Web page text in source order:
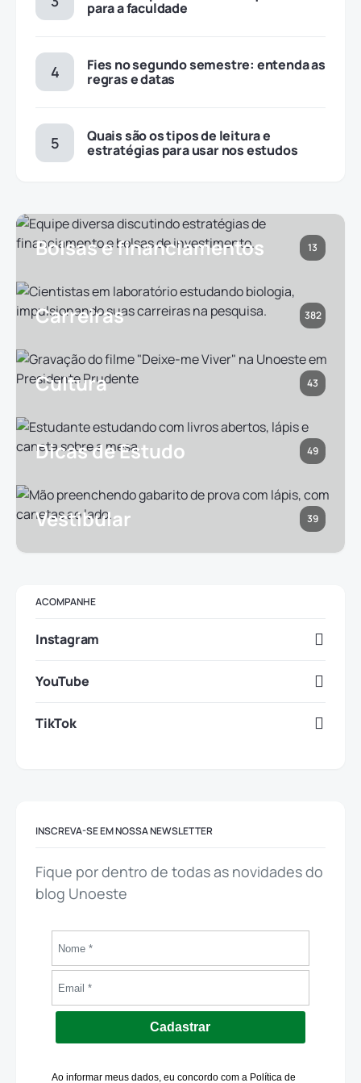
para a faculdade
Fies no segundo semestre: entenda as
regras e datas
Quais são os tipos de leitura e
estratégias para usar nos estudos
Bolsas e financiamentos 13
Carreiras 382
Cultura 43
Dicas de Estudo 49
Vestibular 39
ACOMPANHE
Instagram
YouTube
TikTok
INSCREVA-SE EM NOSSA NEWSLETTER
Fique por dentro de todas as novidades do
blog Unoeste
Cadastrar
Ao informar meus dados, eu concordo com a Política de